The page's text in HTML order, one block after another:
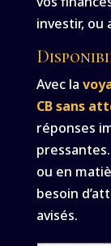
investir, ou
Avec la
CB sans
réponses
ou en
besoin
avisés.